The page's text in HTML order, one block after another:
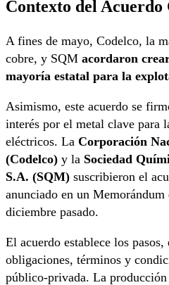
Contexto del Acuerdo
A fines de mayo, Codelco, la
cobre, y SQM acordaron
mayoría estatal para la
Asimismo, este acuerdo se
interés por el metal clave para
eléctricos. La Corporación
(Codelco) y la Sociedad
S.A. (SQM) suscribieron el
anunciado en un
diciembre pasado.
El acuerdo establece los pasos,
obligaciones, términos y
público-privada. La